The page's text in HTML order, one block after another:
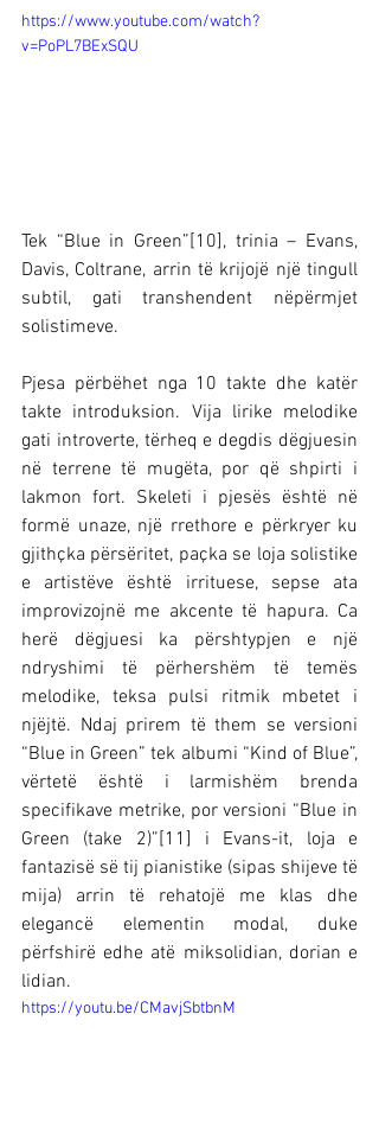
https://www.youtube.com/watch?
v=PoPL7BExSQU
Tek “Blue in Green”[10], trinia – Evans,
Davis, Coltrane, arrin të krijojë një tingull
subtil, gati transhendent nëpërmjet
solistimeve.
Pjesa përbëhet nga 10 takte dhe katër
takte introduksion. Vija lirike melodike
gati introverte, tërheq e degdis dëgjuesin
në terrene të mugëta, por që shpirti i
lakmon fort. Skeleti i pjesës është në
formë unaze, një rrethore e përkryer ku
gjithçka përsëritet, paçka se loja solistike
e artistëve është irrituese, sepse ata
improvizojnë me akcente të hapura. Ca
herë dëgjuesi ka përshtypjen e një
ndryshimi të përhershëm të temës
melodike, teksa pulsi ritmik mbetet i
njëjtë. Ndaj prirem të them se versioni
“Blue in Green” tek albumi “Kind of Blue”,
vërtetë është i larmishëm brenda
specifikave metrike, por versioni “Blue in
Green (take 2)”[11] i Evans-it, loja e
fantazisë së tij pianistike (sipas shijeve të
mija) arrin të rehatojë me klas dhe
elegancë elementin modal, duke
përfshirë edhe atë miksolidian, dorian e
lidian.
https://youtu.be/CMavjSbtbnM